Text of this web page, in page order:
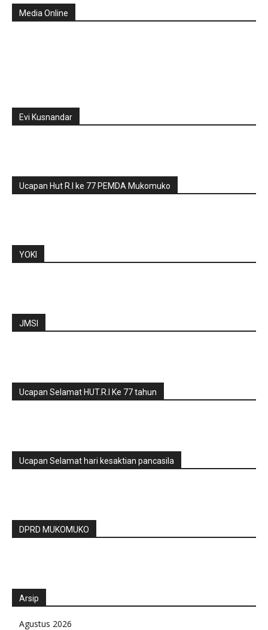
Media Online
Evi Kusnandar
Ucapan Hut R.I ke 77 PEMDA Mukomuko
YOKI
JMSI
Ucapan Selamat HUT.R.I Ke 77 tahun
Ucapan Selamat hari kesaktian pancasila
DPRD MUKOMUKO
Arsip
Agustus 2026